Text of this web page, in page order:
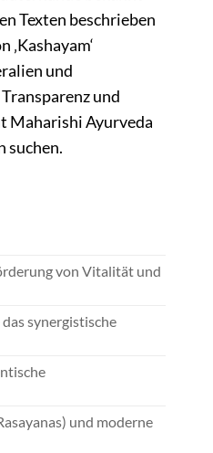
Texten beschrieben
und
und
Maharishi Ayurveda
suchen.
von Vitalität und
synergistische
und moderne